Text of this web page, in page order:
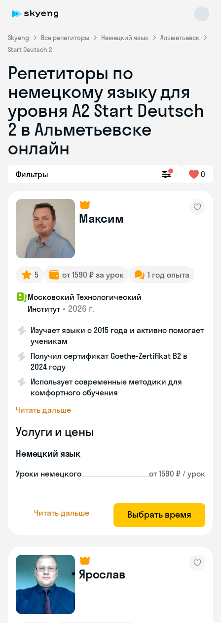
Skyeng Все репетиторы Немецкий язык
Альметьевск
Start Deutsch 2
Репетиторы по
немецкому языку для
уровня A2 Start Deutsch
2 в Альметьевске
онлайн
Фильтры 0
Максим
5 от 1590 ₽ за урок 1 год опыта
Московский Технологический
Институт • 2026 г.
Изучает языки с 2015 года и активно помогает
ученикам
Получил сертификат Goethe-Zertifikat B2 в
2024 году
Использует современные методики для
комфортного обучения
Читать дальше
Услуги и цены
Немецкий язык
Уроки немецкого от 1590 ₽ / урок
Читать дальше Выбрать время
Ярослав
Skyeng Chat